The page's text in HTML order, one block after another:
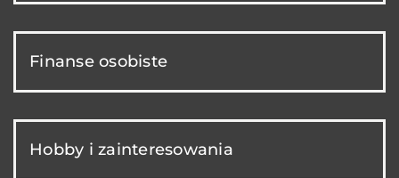
Finanse osobiste
Hobby i zainteresowania